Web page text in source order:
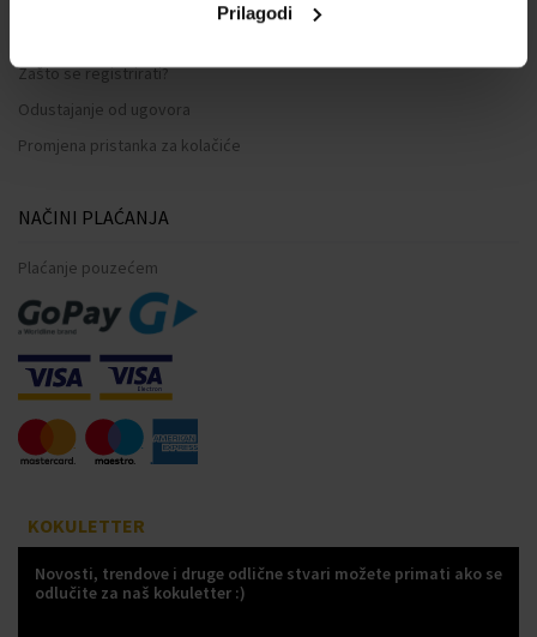
Prilagodi
Zašto se registrirati?
Odustajanje od ugovora
Promjena pristanka za kolačiće
NAČINI PLAĆANJA
Plaćanje pouzećem
KOKULETTER
Novosti, trendove i druge odlične stvari možete primati ako se
odlučite za naš kokuletter :)